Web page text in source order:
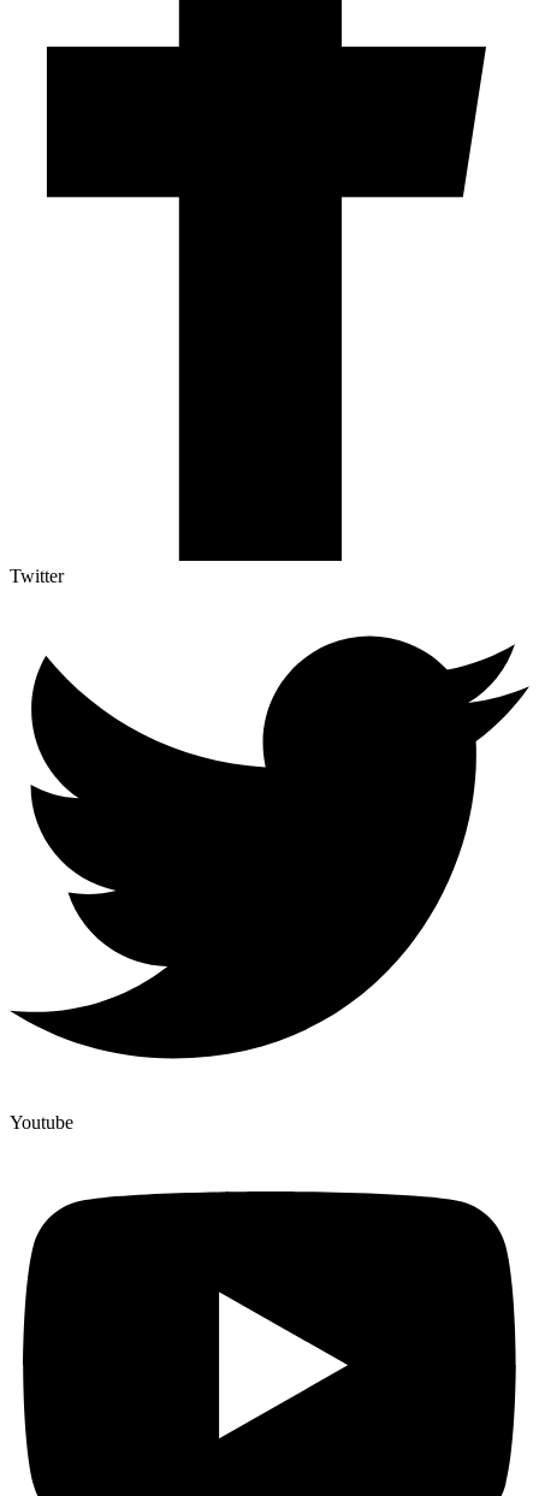
Twitter
Youtube